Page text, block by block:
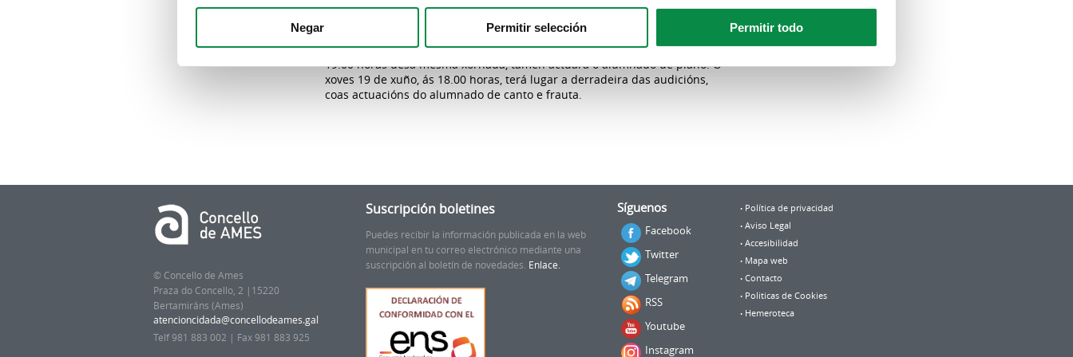
Negar Permitir selección Permitir todo
mércores 11 de xuño, ás 17:30 horas. A semana seguinte, o luns 16 de
xuño, terán lugar as actuacións de percusión, ás 18:30 horas.
O martes, día 17, ás 18:00 horas, será a quenda do alumnado de saxo e, ás
19.00 horas desa mesma xornada, tamén actuará o alumnado de piano. O
xoves 19 de xuño, ás 18.00 horas, terá lugar a derradeira das audicións,
coas actuacións do alumnado de canto e frauta.
© Concello de Ames
Praza do Concello, 2 |15220
Bertamiráns (Ames)
Telf 981 883 002 | Fax 981 883 925
Suscripción boletines
Puedes recibir la información publicada en la web
municipal en tu correo electrónico mediante una
suscripción al boletín de novedades. Enlace.
Síguenos
Facebook
Twitter
Telegram
RSS
Youtube
Instagram
Política de privacidad
Aviso Legal
Accesibilidad
Mapa web
Contacto
Politicas de Cookies
Hemeroteca